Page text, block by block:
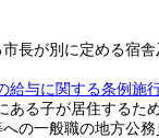
長が別に定める宿
給与に関する条例施
る子が居住するた
の一般職の地方公